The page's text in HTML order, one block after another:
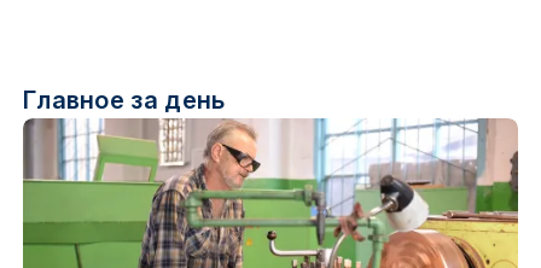
Главное за день